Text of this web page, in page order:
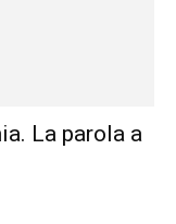
La parola a